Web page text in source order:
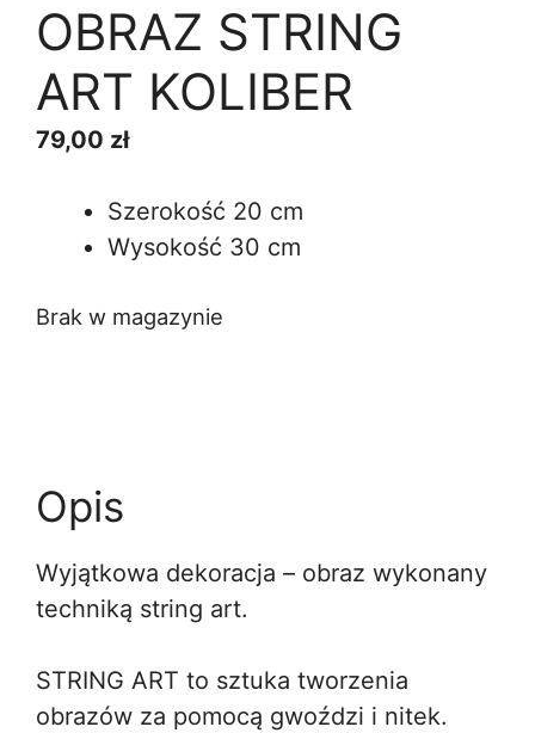
OBRAZ STRING
ART KOLIBER
79,00 zł
Szerokość 20 cm
Wysokość 30 cm
Brak w magazynie
Opis
Wyjątkowa dekoracja – obraz wykonany
techniką string art.
STRING ART to sztuka tworzenia
obrazów za pomocą gwoździ i nitek.